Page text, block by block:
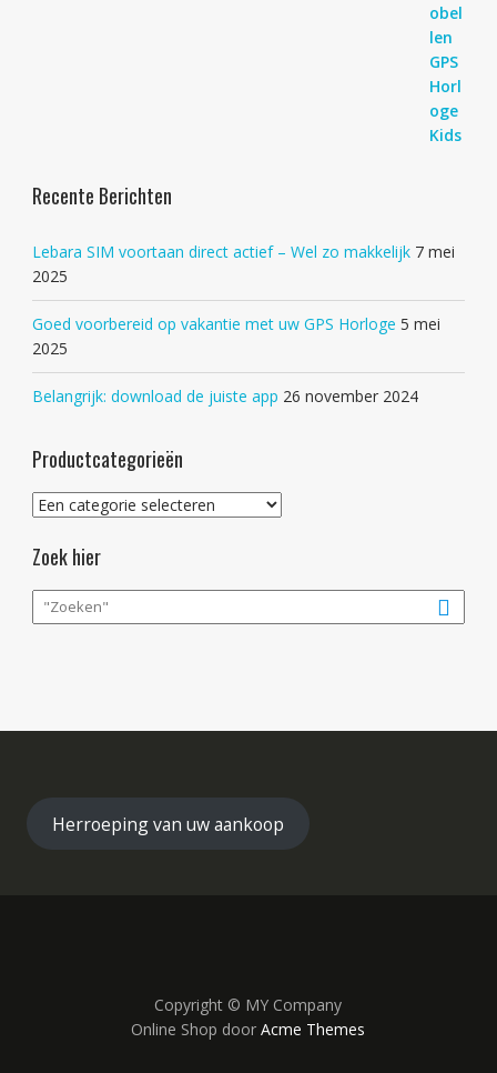
Recente Berichten
Lebara SIM voortaan direct actief – Wel zo makkelijk 7 mei
2025
Goed voorbereid op vakantie met uw GPS Horloge 5 mei
2025
Belangrijk: download de juiste app 26 november 2024
Productcategorieën
Zoek hier
Herroeping van uw aankoop
Copyright © MY Company
Online Shop doorAcme Themes